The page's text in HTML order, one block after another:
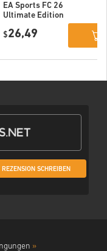
EA Sports FC 26
Ultimate Edition
Series X|S
$26,49
REZENSION SCHREIBEN
»